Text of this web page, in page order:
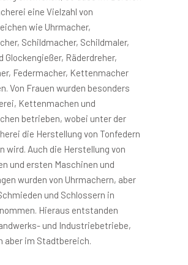
eine Vielzahl von
wie Uhrmacher,
Schildmacher, Schildmaler,
Glockengießer, Räderdreher,
Federmacher, Kettenmacher
Von Frauen wurden besonders
Kettenmachen und
betrieben, wobei unter der
die Herstellung von Tonfedern
wird. Auch die Herstellung von
und ersten Maschinen und
wurden von Uhrmachern, aber
und Schlossern in
Hieraus entstanden
und Industriebetriebe,
aber im Stadtbereich.